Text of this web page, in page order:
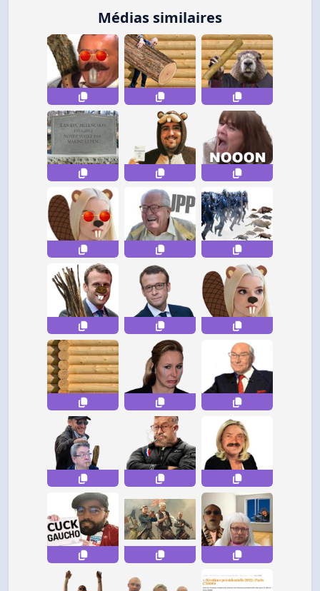
Médias similaires